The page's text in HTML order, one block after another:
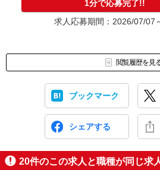
1分で応募完了!!
求人応募期間：2026/07/07
閲覧履歴を見
ブックマーク
シェアする
20件のこの求人と職種が同じ求